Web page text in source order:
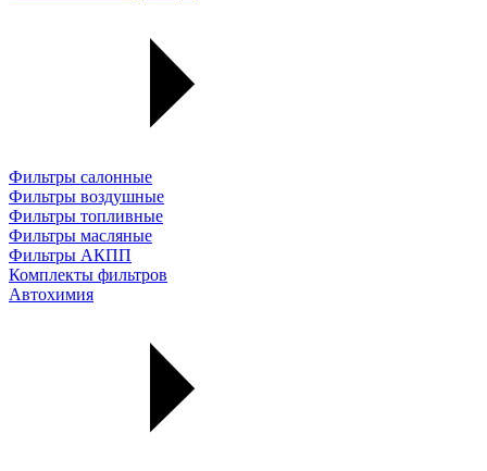
Фильтры салонные
Фильтры воздушные
Фильтры топливные
Фильтры масляные
Фильтры АКПП
Комплекты фильтров
Автохимия